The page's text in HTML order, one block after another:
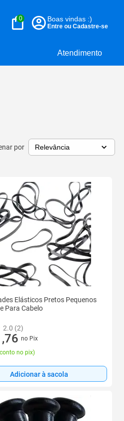
Atendimento
0 Boas vindas :)
Entre ou Cadastre-se
por
Elásticos Pretos Pequenos
Para Cabelo
2.0 (2)
no Pix
no pix)
Adicionar à sacola